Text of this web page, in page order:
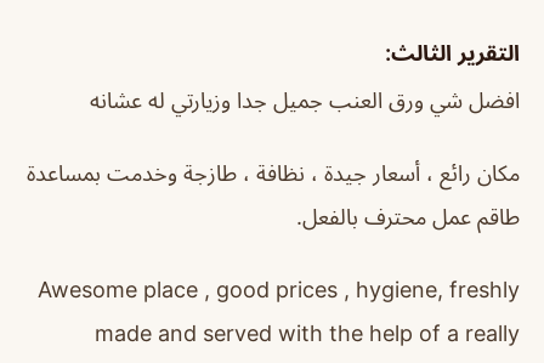
التقرير الثالث:
افضل شي ورق العنب جميل جدا وزيارتي له عشانه
مكان رائع ، أسعار جيدة ، نظافة ، طازجة وخدمت بمساعدة
طاقم عمل محترف بالفعل.
Awesome place , good prices , hygiene, freshly
made and served with the help of a really